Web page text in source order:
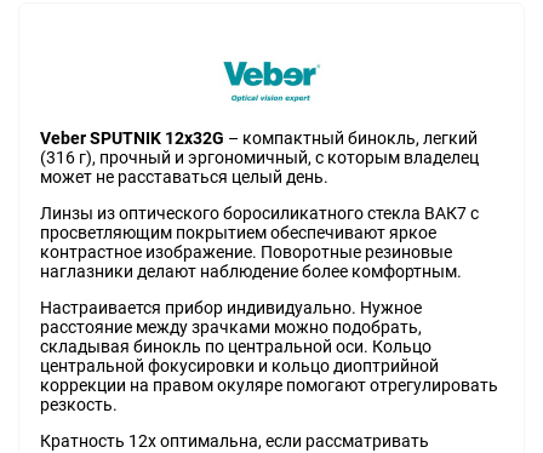
Veber SPUTNIK 12х32G – компактный бинокль, легкий
(316 г), прочный и эргономичный, с которым владелец
может не расставаться целый день.
Линзы из оптического боросиликатного стекла ВАК7 с
просветляющим покрытием обеспечивают яркое
контрастное изображение. Поворотные резиновые
наглазники делают наблюдение более комфортным.
Настраивается прибор индивидуально. Нужное
расстояние между зрачками можно подобрать,
складывая бинокль по центральной оси. Кольцо
центральной фокусировки и кольцо диоптрийной
коррекции на правом окуляре помогают отрегулировать
резкость.
Кратность 12х оптимальна, если рассматривать